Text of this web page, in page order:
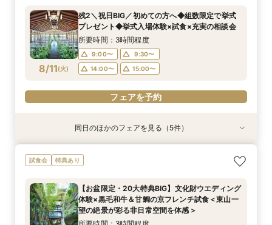
8/11(火)
残2＼祝日BIG／初めての方へ◆組数限定で挙式
プレゼント◆挙式入場体験×試食×充実の相談会
所要時間：3時間程度
9:00〜
9:30〜
14:00〜
15:00〜
フェアを予約
特典あり
8/11(火)
【料理重視の方へ】3組限定◆7大特典付き京フ
レンチ試食会 ＜東山を望む絶景空間で黒毛和牛
所要時間：3時間程度
9:00〜
9:30〜
14:00〜
15:00〜
特典あり
8/11(火)
【70名以上ご検討の方】京都最大級の会場見学×
口コミ高評価2万円相当試食
9:00〜
9:30〜
14:00〜
15:00〜
特典あり
8/11(火)
【神社コンシェルジュ相談×神社紹介あり】伝統
と絆を大切にする本格和婚を実現！和婚スタイル
ア～
所要時間：3時間程度
9:00〜
9:30〜
14:00〜
15:00〜
特典あり
8/11(火)
《少人数専用会場が大好評！》家族の絆を結ぶ
アットホームな少人数ウエディングフェア【挙式
試食付き】
所要時間：3時間程度
9:00〜
9:30〜
14:00〜
15:00〜
特典あり
8/11(火)
【おもてなし重視の方必見】歴史×モダンの寛ぎ
空間＆特別試食会
9:00〜
9:30〜
14:00〜
15:00〜
同日のほかのフェアを見る（5件）
試食会 特典あり
【お盆限定・20大特典BIG】文化財ウエディング
体験×黒毛和牛＆甘鯛の京フレンチ試食＜東山一
望の絶景が彩る非日常空間を体感＞